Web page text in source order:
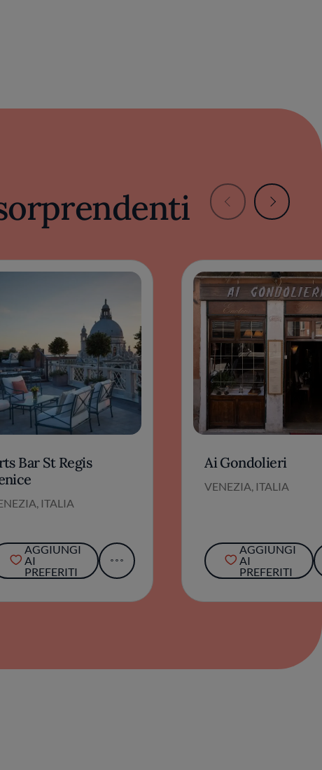
Bar St Regis
ITALIA
AGGIUNGI
AI
PREFERITI
Ai Gondolieri
VENEZIA, ITALIA
AGGIUNGI
AI
PREFERITI